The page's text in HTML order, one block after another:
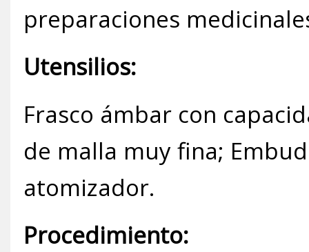
preparaciones
Utensilios:
Frasco ámbar con
de malla muy fina;
atomizador.
Procedimiento: